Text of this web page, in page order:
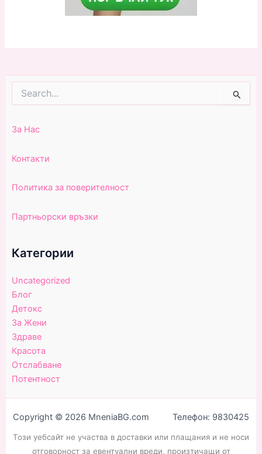
for:
За Нас
Контакти
Политика за поверителност
Партньорски връзки
Категории
Uncategorized
Блог
Детокс
За Жени
Здраве
Красота
Отслабване
Потентност
Copyright © 2026 MneniaBG.com Телефон: 9830425
Този уебсайт не участва в доставки или плащания и не носи
отговорност за евентуални вреди, произтичащи от